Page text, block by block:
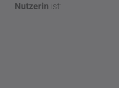
Nutzerin ist: